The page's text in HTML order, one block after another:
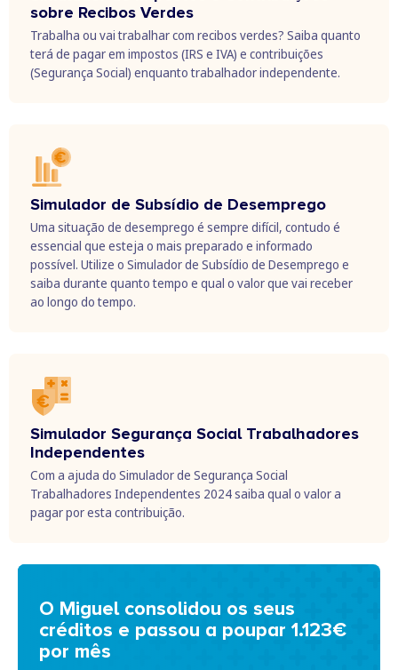
sobre Recibos Verdes
Trabalha ou vai trabalhar com recibos verdes? Saiba quanto
terá de pagar em impostos (IRS e IVA) e contribuições
(Segurança Social) enquanto trabalhador independente.
Simulador de Subsídio de Desemprego
Uma situação de desemprego é sempre difícil, contudo é
essencial que esteja o mais preparado e informado
possível. Utilize o Simulador de Subsídio de Desemprego e
saiba durante quanto tempo e qual o valor que vai receber
ao longo do tempo.
Simulador Segurança Social Trabalhadores
Independentes
Com a ajuda do Simulador de Segurança Social
Trabalhadores Independentes 2024 saiba qual o valor a
pagar por esta contribuição.
O Miguel consolidou os seus
créditos e passou a poupar 1.123€
por mês